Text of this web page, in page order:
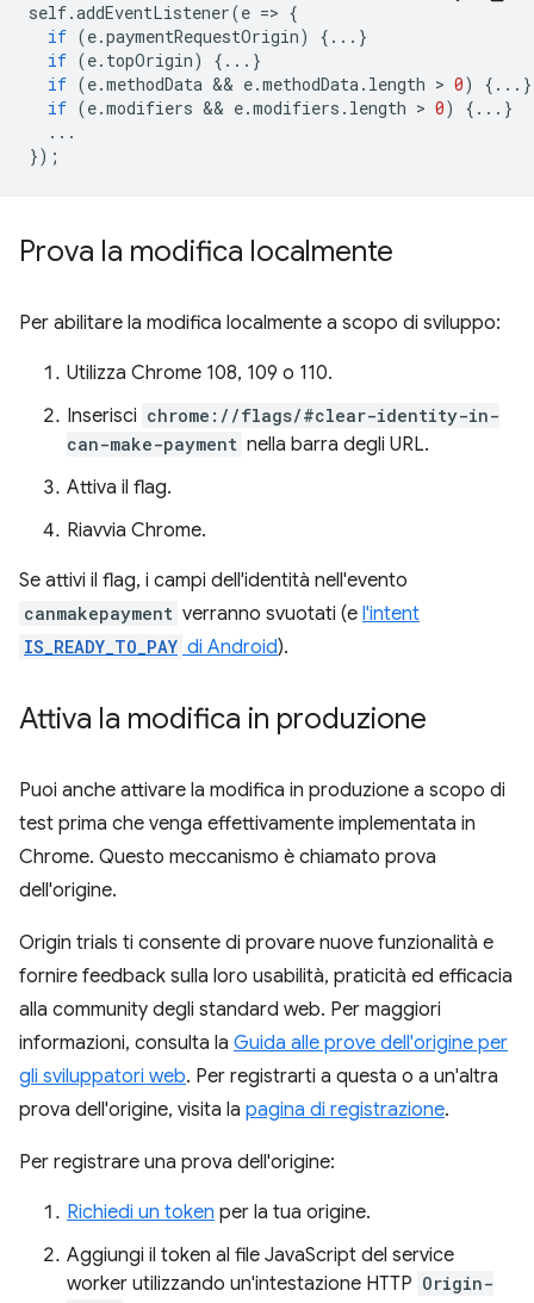
self.addEventListener(e => {
if (e.paymentRequestOrigin)
{...}
if (e. topOrigin)
{...}
if (e.methodData && e.methodData. length > 0)
{...}
if (e.modifiers && e.modifiers . length > 0)
{...}
...
});
Prova la modifica localmente
Per abilitare la modifica localmente a scopo di sviluppo:
Utilizza Chrome 108, 109 o 110.
Inserisci chrome://flags/#clear-identity-in-
can-make-payment nella barra degli URL.
Attiva il flag.
Riavvia Chrome.
Se attivi il flag, i campi dell'identità nell'evento
canmakepayment verranno svuotati (e l'intent
IS_READY_TO_PAY di Android).
Attiva la modifica in produzione
Puoi anche attivare la modifica in produzione a scopo di
test prima che venga effettivamente implementata in
Chrome. Questo meccanismo è chiamato prova
dell'origine.
Origin trials ti consente di provare nuove funzionalità e
fornire feedback sulla loro usabilità, praticità ed efficacia
alla community degli standard web. Per maggiori
informazioni, consulta la Guida alle prove dell'origine per
gli sviluppatori web. Per registrarti a questa o a un'altra
prova dell'origine, visita la pagina di registrazione.
Per registrare una prova dell'origine:
Richiedi un token per la tua origine.
Aggiungi il token al file JavaScript del service
worker utilizzando un'intestazione HTTP Origin-